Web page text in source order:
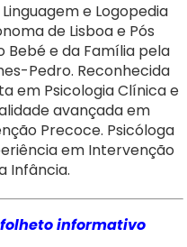
e Logopedia
de Lisboa e Pós
Bebé e da Família pela
Pedro. Reconhecida
em Psicologia Clínica e
avançada em
Precoce. Psicóloga
em Intervenção
Infância.
informativo